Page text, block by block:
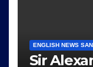
ENGLISH NEWS
Sir